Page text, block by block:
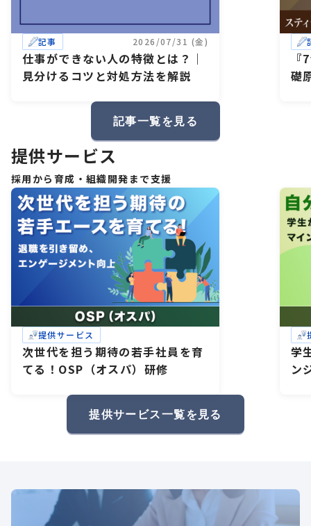
記事 2026/07/31 (金)
仕事ができない人の特徴とは？｜
見分けるコツと対処方法を解説
礎
記事一覧を見る
提供サービス
採用から育成・組織開発まで支援
提供サービス
次世代を担う期待の若手社員を育
てる！OSP（オスパ）研修
学
ン
提供サービス一覧を見る